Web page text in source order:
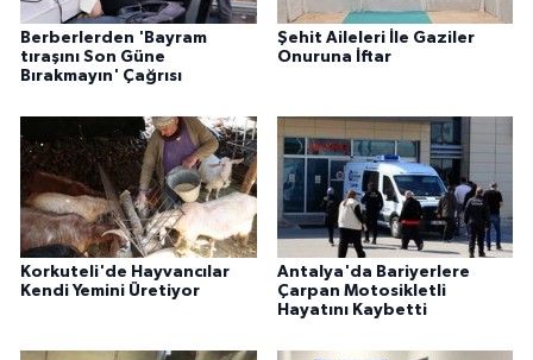
Berberlerden 'Bayram
tıraşını Son Güne
Bırakmayın' Çağrısı
Şehit Aileleri İle Gaziler
Onuruna İftar
Korkuteli'de Hayvancılar
Kendi Yemini Üretiyor
Antalya'da Bariyerlere
Çarpan Motosikletli
Hayatını Kaybetti